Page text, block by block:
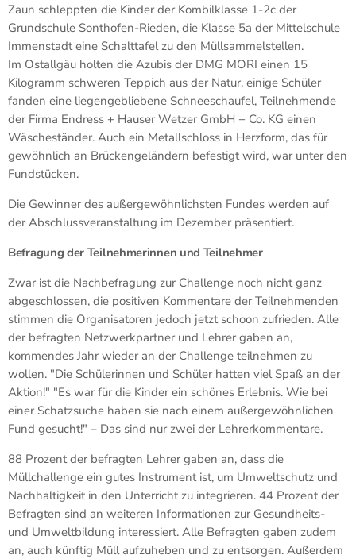
Zaun schleppten die Kinder der Kombilklasse 1-2c der
Grundschule Sonthofen-Rieden, die Klasse 5a der Mittelschule
Immenstadt eine Schalttafel zu den Müllsammelstellen.
Im Ostallgäu holten die Azubis der DMG MORI einen 15
Kilogramm schweren Teppich aus der Natur, einige Schüler
fanden eine liegengebliebene Schneeschaufel, Teilnehmende
der Firma Endress + Hauser Wetzer GmbH + Co. KG einen
Wäscheständer. Auch ein Metallschloss in Herzform, das für
gewöhnlich an Brückengeländern befestigt wird, war unter den
Fundstücken.
Die Gewinner des außergewöhnlichsten Fundes werden auf
der Abschlussveranstaltung im Dezember präsentiert.
Befragung der Teilnehmerinnen und Teilnehmer
Zwar ist die Nachbefragung zur Challenge noch nicht ganz
abgeschlossen, die positiven Kommentare der Teilnehmenden
stimmen die Organisatoren jedoch jetzt schoon zufrieden. Alle
der befragten Netzwerkpartner und Lehrer gaben an,
kommendes Jahr wieder an der Challenge teilnehmen zu
wollen. "Die Schülerinnen und Schüler hatten viel Spaß an der
Aktion!" "Es war für die Kinder ein schönes Erlebnis. Wie bei
einer Schatzsuche haben sie nach einem außergewöhnlichen
Fund gesucht!" – Das sind nur zwei der Lehrerkommentare.
88 Prozent der befragten Lehrer gaben an, dass die
Müllchallenge ein gutes Instrument ist, um Umweltschutz und
Nachhaltigkeit in den Unterricht zu integrieren. 44 Prozent der
Befragten sind an weiteren Informationen zur Gesundheits-
und Umweltbildung interessiert. Alle Befragten gaben zudem
an, auch künftig Müll aufzuheben und zu entsorgen. Außerdem